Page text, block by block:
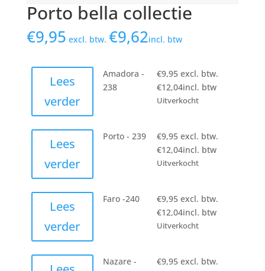
Porto bella collectie
€9,95 excl. btw. €9,62incl. btw
Lees
verder
Amadora -
238
€9,95 excl. btw.
€12,04incl. btw
Uitverkocht
Lees
verder
Porto - 239 €9,95 excl. btw.
€12,04incl. btw
Uitverkocht
Lees
verder
Faro -240 €9,95 excl. btw.
€12,04incl. btw
Uitverkocht
Nazare -
€9,95 excl. btw.